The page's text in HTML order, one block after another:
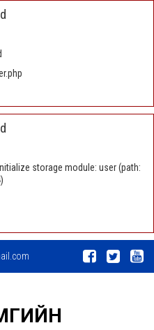
storage module: user (path: